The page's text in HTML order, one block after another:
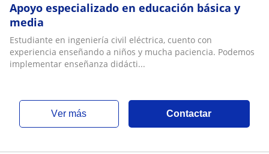
Apoyo especializado en educación básica y
media
Estudiante en ingeniería civil eléctrica, cuento con
experiencia enseñando a niños y mucha paciencia. Podemos
implementar enseñanza didácti...
ver más Contactar